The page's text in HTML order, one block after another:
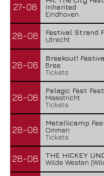
27-08
Inherited
Eindhoven
28-08
Festival Strand
Utrecht
28-08
Breekout!
Bree
Tickets
28-08
Pelagic Fest
Maastricht
Tickets
28-08
Metallicamp
Ommen
Tickets
28-08
THE HICKEY
Wilde Westen